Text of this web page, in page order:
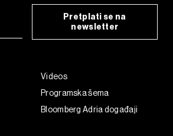
Pretplati se na
newsletter
Videos
Programska šema
Bloomberg Adria događaji